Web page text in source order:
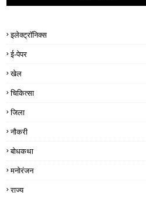
इलेक्ट्रॉनिक्स
ई-पेपर
खेल
चिकित्सा
जिला
नौकरी
बोधकथा
मनोरंजन
राज्य